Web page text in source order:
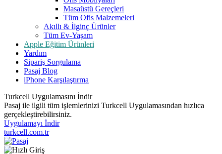
Masaüstü Gereçleri
Tüm Ofis Malzemeleri
Akıllı & İlginç Ürünler
Tüm Ev-Yaşam
Apple Eğitim Ürünleri
Yardım
Sipariş Sorgulama
Pasaj Blog
iPhone Karşılaştırma
Turkcell Uygulamasını İndir
Pasaj ile ilgili tüm işlemlerinizi Turkcell Uygulamasından hızlıca
gerçekleştirebilirsiniz.
Uygulamayı İndir
turkcell.com.tr